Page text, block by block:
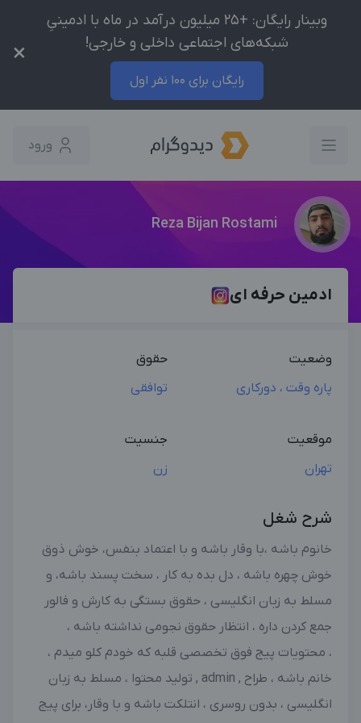
وبینار رایگان: +25 میلیون درآمد در ماه با ادمینیِ
شبکه‌های اجتماعی داخلی و خارجی!
رایگان برای 100 نفر اول
×
ورود
Reza Bijan Rostami
ادمین حرفه ای
وضعیت
پاره وقت ، دورکاری
حقوق
توافقی
موقعیت
تهران
جنسیت
زن
شرح شغل
خانوم باشه ،با وقار باشه و با اعتماد بنفس، خوش ذوق
خوش چهره باشه ، دل بده به کار ، سخت پسند باشه، و
مسلط به زبان انگلیسی ، حقوق بستگی به کارش و فالور
جمع کردن داره ، انتظار حقوق نجومی نداشته باشه ،
، محتویات پیج فوق تخصصی قلبه که خودم کلو میدم ،
خانم باشه ، طراح , admin , تولید محتوا ، مسلط به زبان
انگلیسی ، بدون روسری ، انتلکت باشه و با وقار، برای پیج